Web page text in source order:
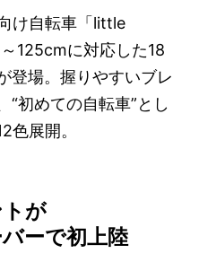
け自転車「little
125cmに対応した18
登場。握りやすいブレ
“初めての自転車”とし
色展開。
が
ーで初上陸